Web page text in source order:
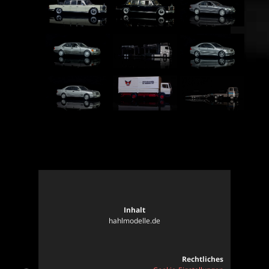
Mercede...
Inhalt
hahlmodelle.de
Rechtliches